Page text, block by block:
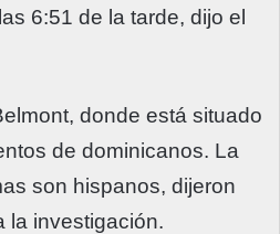
6:51 de la tarde, dijo el
donde está situado
de dominicanos. La
son hispanos, dijeron
la investigación.